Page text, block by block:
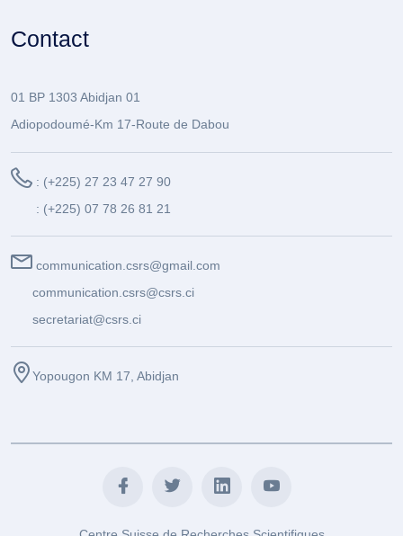
Contact
01 BP 1303 Abidjan 01
Adiopodoumé-Km 17-Route de Dabou
: (+225) 27 23 47 27 90
: (+225) 07 78 26 81 21
communication.csrs@gmail.com
communication.csrs@csrs.ci
secretariat@csrs.ci
Yopougon KM 17, Abidjan